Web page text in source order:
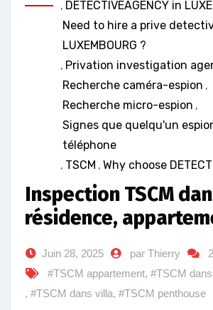
, DETECTIVEAGENCY in
Need to hire a prive
LUXEMBOURG ?
, Privation investigation
Recherche caméra-espion ,
Recherche micro-espion ,
Signes que quelqu'un
téléphone
, TSCM , Why choose
Inspection TSCM
résidence,
Juin 28, 2025 par Thierry
#TSCM appartement, #TSCM
, #TSCM dans villa, #TSCM penthouse